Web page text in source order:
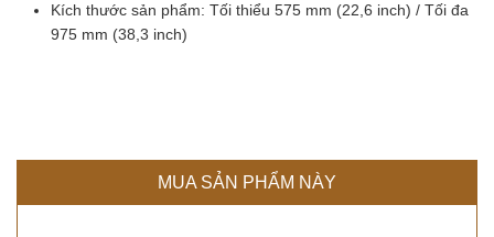
Kích thước sản phẩm: Tối thiểu 575 mm (22,6 inch) / Tối đa
975 mm (38,3 inch)
MUA SẢN PHẨM NÀY